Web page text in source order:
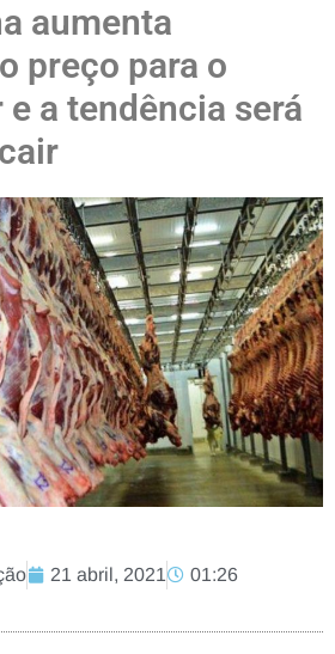
aumenta
preço para o
a tendência será
21 abril, 2021 01:26